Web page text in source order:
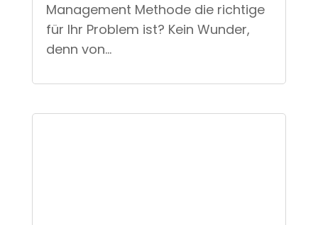
Management Methode die richtige
für Ihr Problem ist? Kein Wunder,
denn von...